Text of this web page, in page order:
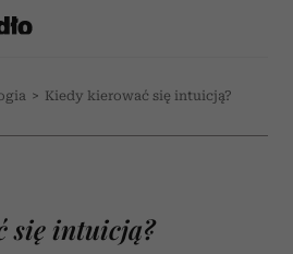
> Kiedy kierować się intuicją?
się intuicją?